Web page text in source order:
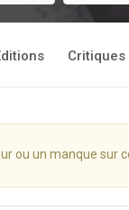
Critiques
ou un manque sur